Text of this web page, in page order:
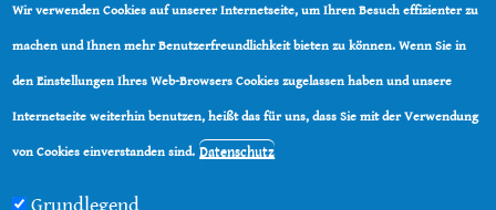
Kauf von Mittelwänden ist Vertrauenssache
teilen
Wir verwenden Cookies auf unserer Internetseite, um Ihren Besuch effizienter zu
machen und Ihnen mehr Benutzerfreundlichkeit bieten zu können. Wenn Sie in
den Einstellungen Ihres Web-Browsers Cookies zugelassen haben und unsere
Internetseite weiterhin benutzen, heißt das für uns, dass Sie mit der Verwendung
von Cookies einverstanden sind. Datenschutz
Grundlegend